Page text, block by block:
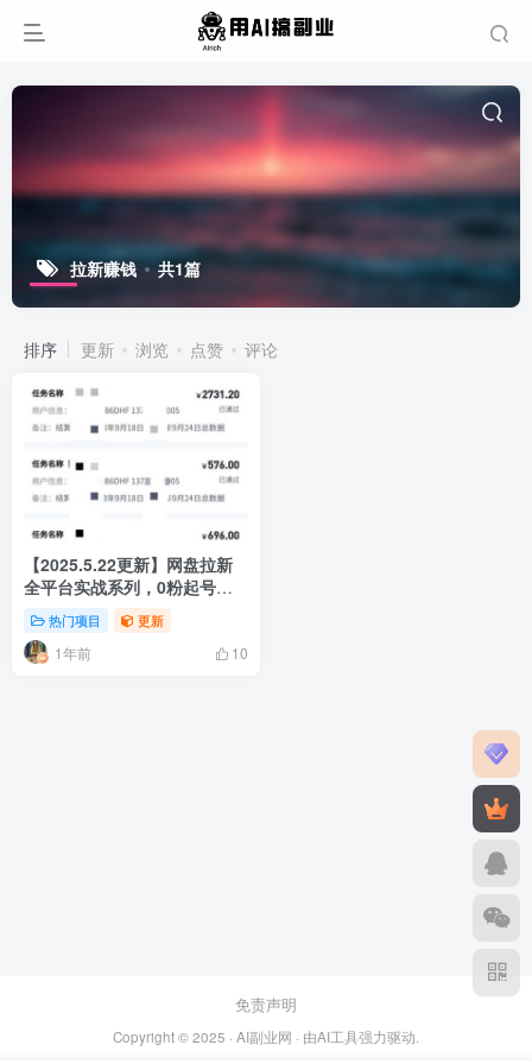
拉新赚钱 共1篇
排序 更新 浏览 点赞 评论
【2025.5.22更新】网盘拉新
全平台实战系列，0粉起号，
已测小白单月破千 小白也能参
与 附带全套拆解教程+资源链
接
热门项目 更新
1年前 10
免责声明
Copyright © 2025 · AI副业网 · 由AI工具强力驱动.